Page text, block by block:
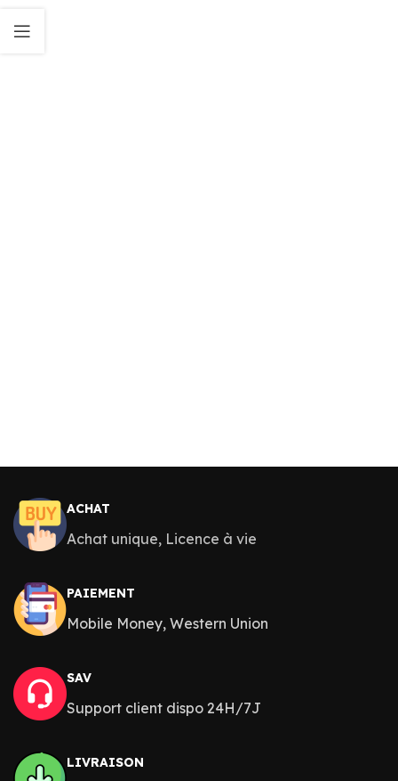
ACHAT
Achat unique, Licence à vie
PAIEMENT
Mobile Money, Western Union
SAV
Support client dispo 24H/7J
LIVRAISON